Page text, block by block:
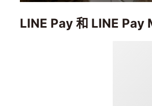
LINE Pay 和 LINE Pay